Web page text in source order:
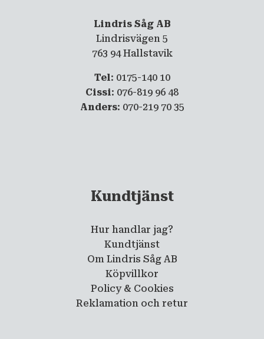
Lindris Såg AB
Lindrisvägen 5
763 94 Hallstavik
Tel: 0175-140 10
Cissi: 076-819 96 48
Anders: 070-219 70 35
Kundtjänst
Hur handlar jag?
Kundtjänst
Om Lindris Såg AB
Köpvillkor
Policy & Cookies
Reklamation och retur